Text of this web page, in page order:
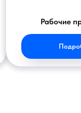
Рабочие